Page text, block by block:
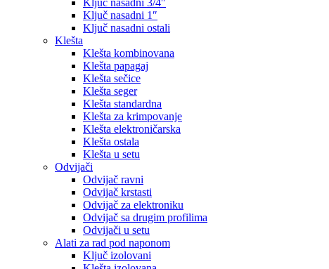
Ključ nasadni 3/4″
Ključ nasadni 1″
Ključ nasadni ostali
Klešta
Klešta kombinovana
Klešta papagaj
Klešta sečice
Klešta seger
Klešta standardna
Klešta za krimpovanje
Klešta elektroničarska
Klešta ostala
Klešta u setu
Odvijači
Odvijač ravni
Odvijač krstasti
Odvijač za elektroniku
Odvijač sa drugim profilima
Odvijači u setu
Alati za rad pod naponom
Ključ izolovani